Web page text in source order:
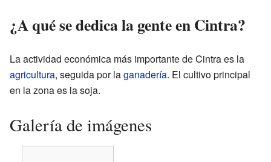
¿A qué se dedica la gente en Cintra?
La actividad económica más importante de Cintra es la
agricultura, seguida por laganadería. El cultivo principal
en la zona es la soja.
Galería de imágenes